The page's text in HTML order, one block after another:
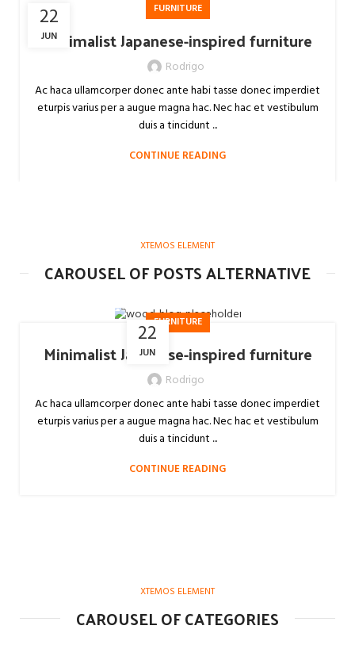
22
JUN
FURNITURE
Minimalist Japanese-inspired furniture
Rodrigo
Ac haca ullamcorper donec ante habi tasse donec imperdiet
eturpis varius per a augue magna hac. Nec hac et vestibulum
duis a tincidunt ...
CONTINUE READING
XTEMOS ELEMENT
CAROUSEL OF POSTS ALTERNATIVE
22
JUN
FURNITURE
Minimalist Japanese-inspired furniture
Rodrigo
Ac haca ullamcorper donec ante habi tasse donec imperdiet
eturpis varius per a augue magna hac. Nec hac et vestibulum
duis a tincidunt ...
CONTINUE READING
XTEMOS ELEMENT
CAROUSEL OF CATEGORIES